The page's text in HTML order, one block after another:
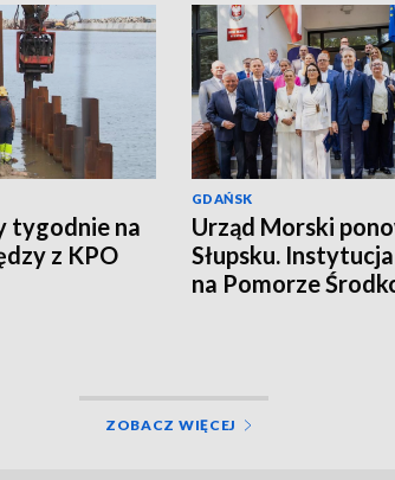
tygodnie na
z KPO
GDAŃSK
Urząd Morski
Słupsku.
na Pomorze
ZOBACZ WIĘCEJ